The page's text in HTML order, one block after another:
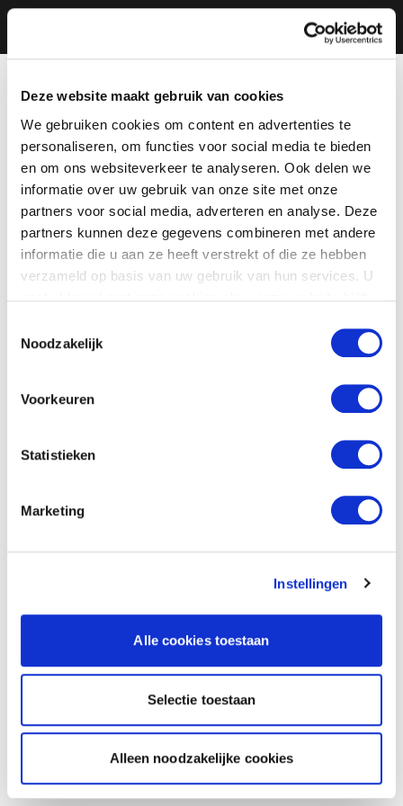
Deze website maakt gebruik van cookies
We gebruiken cookies om content en advertenties te
personaliseren, om functies voor social media te bieden
en om ons websiteverkeer te analyseren. Ook delen we
informatie over uw gebruik van onze site met onze
partners voor social media, adverteren en analyse. Deze
partners kunnen deze gegevens combineren met andere
informatie die u aan ze heeft verstrekt of die ze hebben
verzameld op basis van uw gebruik van hun services. U
Noodzakelijk
Voorkeuren
Statistieken
Marketing
Instellingen
Alle cookies toestaan
Selectie toestaan
Alleen noodzakelijke cookies